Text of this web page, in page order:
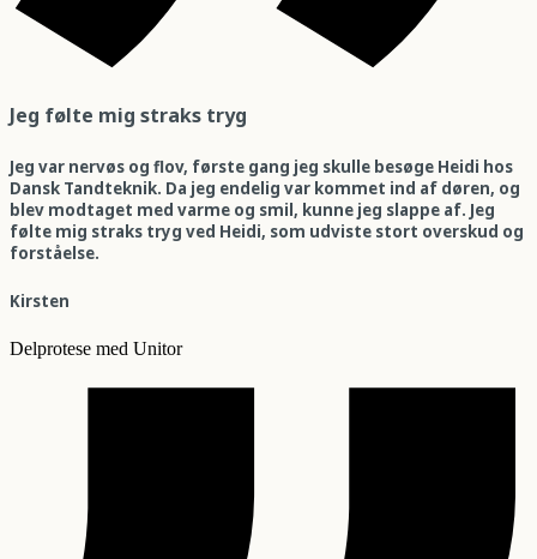
Jeg følte mig straks tryg
Jeg var nervøs og flov, første gang jeg skulle besøge Heidi hos
Dansk Tandteknik. Da jeg endelig var kommet ind af døren, og
blev modtaget med varme og smil, kunne jeg slappe af. Jeg
følte mig straks tryg ved Heidi, som udviste stort overskud og
forståelse.
Kirsten
Delprotese med Unitor